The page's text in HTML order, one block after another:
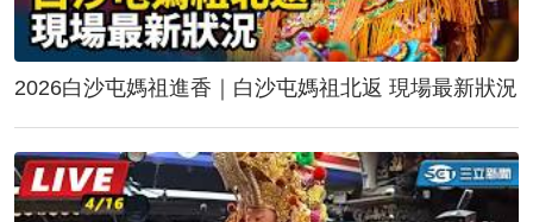
2026白沙屯媽祖進香｜白沙屯媽祖北返 現場最新狀況